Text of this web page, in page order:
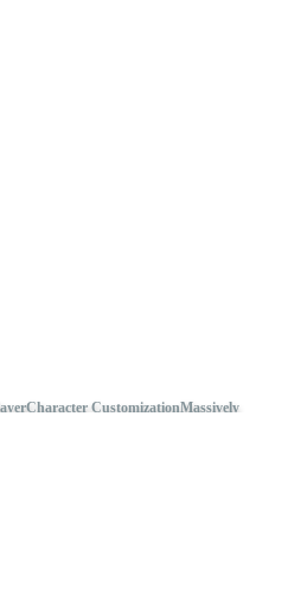
Character CustomizationMassively